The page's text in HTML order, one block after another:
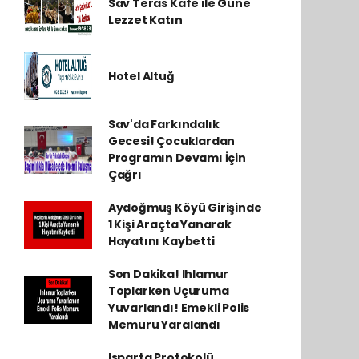
Sav Teras Kafe ile Güne
Lezzet Katın
Hotel Altuğ
Sav'da Farkındalık
Gecesi! Çocuklardan
Programın Devamı İçin
Çağrı
Aydoğmuş Köyü Girişinde
1 Kişi Araçta Yanarak
Hayatını Kaybetti
Son Dakika! Ihlamur
Toplarken Uçuruma
Yuvarlandı! Emekli Polis
Memuru Yaralandı